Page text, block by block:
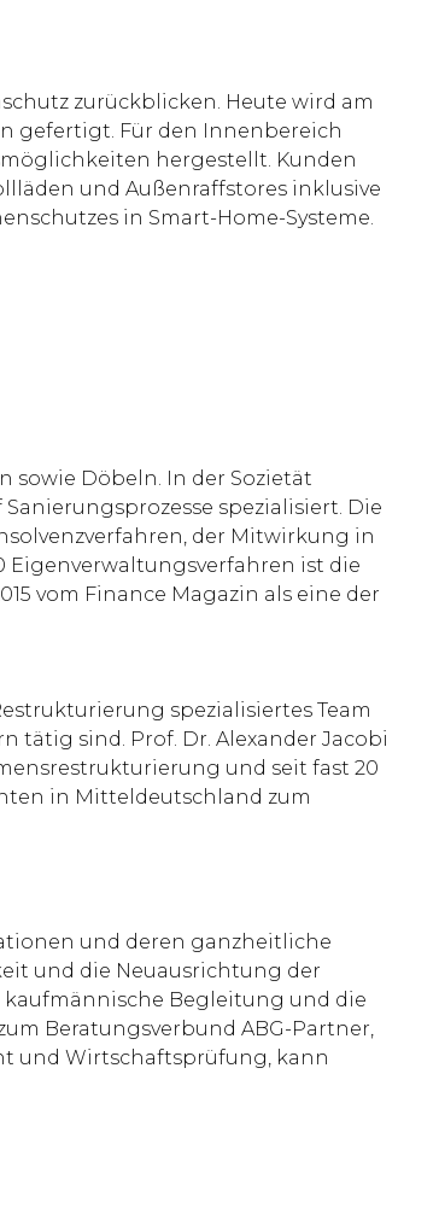
zurückblicken. Heute wird am
gefertigt. Für den Innenbereich
hergestellt. Kunden
und Außenraffstores inklusive
in Smart-Home-Systeme.
sowie Döbeln. In der Sozietät
spezialisiert. Die
der Mitwirkung in
Eigenverwaltungsverfahren ist die
vom Finance Magazin als eine der
spezialisiertes Team
tätig sind. Prof. Dr. Alexander Jacobi
und seit fast 20
in Mitteldeutschland zum
und deren ganzheitliche
und die Neuausrichtung der
Begleitung und die
Beratungsverbund ABG-Partner,
und Wirtschaftsprüfung, kann